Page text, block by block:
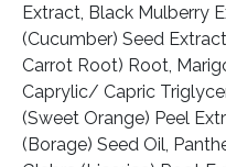
Extract, Black Mulberry
(Cucumber) Seed
Carrot Root) Root,
Caprylic/ Capric
(Sweet Orange) Peel
(Borage) Seed Oil,